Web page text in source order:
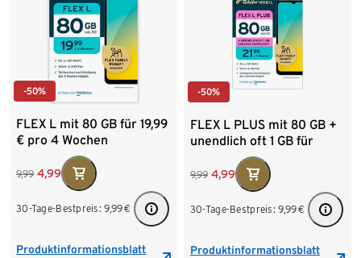
-50%
FLEX L mit 80 GB für 19,99
€ pro 4 Wochen
9,99 4,99
30-Tage-Bestpreis: 9,99€
Produktinformationsblatt
-50%
FLEX L PLUS mit 80 GB +
unendlich oft 1 GB für
21,99 € pro 4 Wochen
9,99 4,99
30-Tage-Bestpreis: 9,99€
Produktinformationsblatt